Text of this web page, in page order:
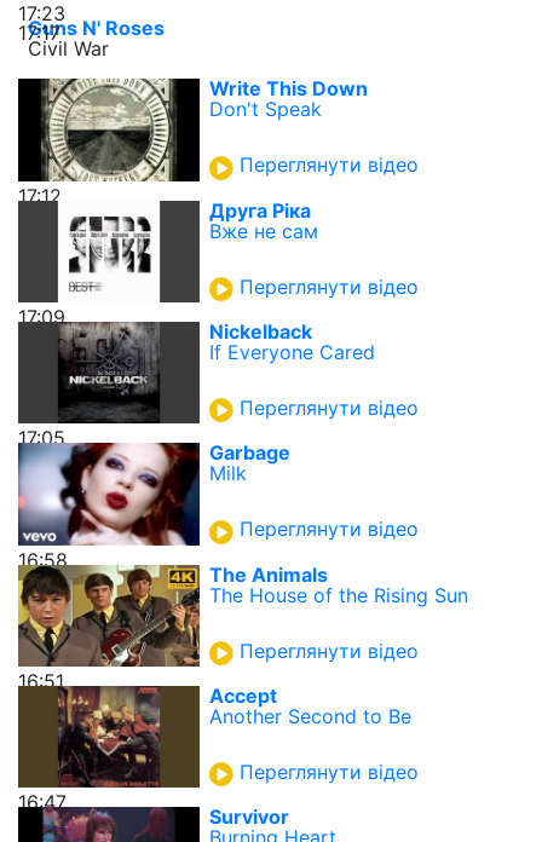
17:23
17:17
Guns N' Roses
Civil War
17:12
Write This Down
Don't Speak
Переглянути відео
17:09
Друга Ріка
Вже не сам
Переглянути відео
17:05
Nickelback
If Everyone Cared
Переглянути відео
16:58
Garbage
Milk
Переглянути відео
16:51
The Animals
The House of the Rising Sun
Переглянути відео
16:47
Accept
Another Second to Be
Переглянути відео
Survivor